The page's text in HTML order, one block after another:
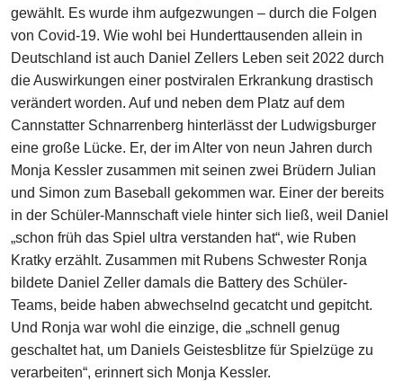
gewählt. Es wurde ihm aufgezwungen – durch die Folgen
von Covid-19. Wie wohl bei Hunderttausenden allein in
Deutschland ist auch Daniel Zellers Leben seit 2022 durch
die Auswirkungen einer postviralen Erkrankung drastisch
verändert worden. Auf und neben dem Platz auf dem
Cannstatter Schnarrenberg hinterlässt der Ludwigsburger
eine große Lücke. Er, der im Alter von neun Jahren durch
Monja Kessler zusammen mit seinen zwei Brüdern Julian
und Simon zum Baseball gekommen war. Einer der bereits
in der Schüler-Mannschaft viele hinter sich ließ, weil Daniel
„schon früh das Spiel ultra verstanden hat“, wie Ruben
Kratky erzählt. Zusammen mit Rubens Schwester Ronja
bildete Daniel Zeller damals die Battery des Schüler-
Teams, beide haben abwechselnd gecatcht und gepitcht.
Und Ronja war wohl die einzige, die „schnell genug
geschaltet hat, um Daniels Geistesblitze für Spielzüge zu
verarbeiten“, erinnert sich Monja Kessler.